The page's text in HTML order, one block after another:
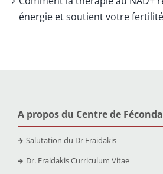
énergie et soutient votre fertilité
A propos du Centre de
Salutation du Dr Fraidakis
Dr. Fraidakis Curriculum Vitae